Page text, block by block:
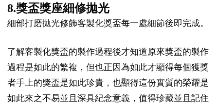
8.獎盃獎座細修拋光
細部打磨拋光修飾客製化獎盃每一處細節後即完成。
了解客製化獎盃的製作過程後才知道原來獎盃的製作
過程是如此的繁複，但也正因為如此才顯得每個獲獎
者手上的獎盃是如此珍貴，也顯得這份實質的榮耀是
如此來之不易並且深具紀念意義，值得珍藏並且記住